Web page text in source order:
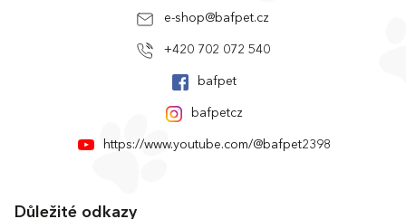
e-shop@bafpet.cz
+420 702 072 540
bafpet
bafpetcz
https://www.youtube.com/@bafpet2398
Důležité odkazy